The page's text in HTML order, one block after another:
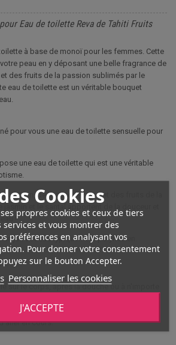
Cookies
propres cookies et ceux de tiers
et vous montrer des
préférences en analysant vos
Pour donner votre consentement
sur le bouton Accepter.
Personnaliser les cookies
J'ACCEPTE
Eau de toilette Reva de Tahiti Fruits
à base de monoï pour les femmes. Cette
peau en y déposant une belle fragrance de
des fruits de la passion sublimés par le
eau de toilette est un véritable bouquet
pour vous une eau de toilette sensuelle pour
une eau de toilette qui est une véritable
du citron, de la noix de coco et des fruits de la
!
un joli cadeau typiquement polynésien.
sur le corps, après la douche ou à n'importe
vous, avant de vous rendre sur votre lieu de
en cours.